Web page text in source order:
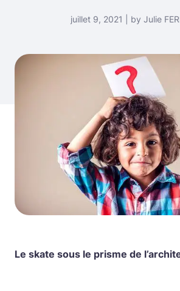
juillet 9, 2021 | by Julie
Le skate sous le prisme de